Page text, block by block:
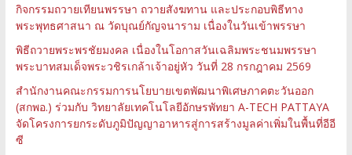
กิจกรรมถวายเทียนพรรษา ถวายสังฆทาน และประกอบพิธีทาง
พระพุทธศาสนา ณ วัดบุณย์กัญจนาราม เนื่องในวันเข้าพรรษา
พิธีถวายพระพรชัยมงคล เนื่องในโอกาสวันเฉลิมพระชนมพรรษา
พระบาทสมเด็จพระวชิรเกล้าเจ้าอยู่หัว วันที่ 28 กรกฎาคม 2569
สำนักงานคณะกรรมการนโยบายเขตพัฒนาพิเศษภาคตะวันออก
(สกพอ.) ร่วมกับ วิทยาลัยเทคโนโลยีอักษรพัทยา A-TECH PATTAYA
จัดโครงการยกระดับภูมิปัญญาอาหารสู่การสร้างมูลค่าเพิ่มในพื้นที่อีอี
ซี